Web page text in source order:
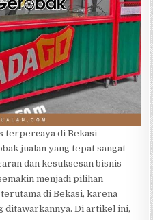
terpercaya di Bekasi
jualan yang tepat sangat
dan kesuksesan bisnis
menjadi pilihan
di Bekasi, karena
ditawarkannya. Di artikel ini,